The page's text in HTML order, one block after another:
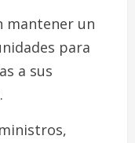
mantener un
para
a sus